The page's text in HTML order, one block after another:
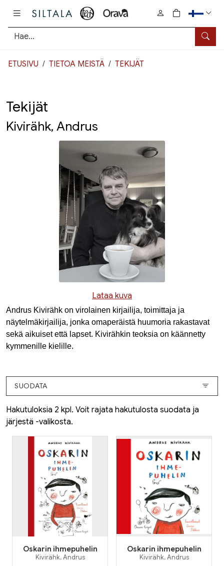
Hae
0
tuotetta
ETUSIVU TIETOA MEISTÄ TEKIJÄT
Tekijät
Kivirähk, Andrus
Lataa kuva
Andrus Kivirähk on virolainen kirjailija, toimittaja ja
näytelmäkirjailija, jonka omaperäistä huumoria rakastavat
sekä aikuiset että lapset. Kivirähkin teoksia on käännetty
kymmenille kielille.
SUODATA
Hakutuloksia 2 kpl. Voit rajata hakutulosta suodata ja
järjestä -valikosta.
Oskarin ihmepuhelin
Kivirähk, Andrus
Oskarin ihmepuhelin
Kivirähk, Andrus